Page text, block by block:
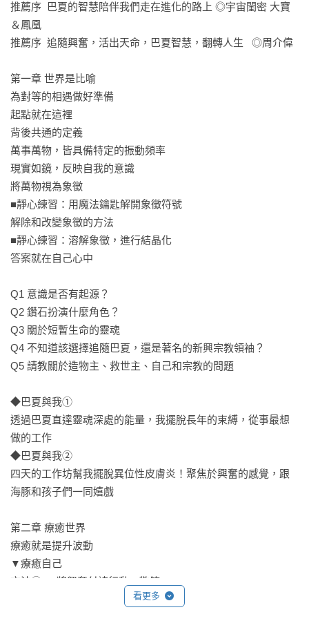
推薦序  巴夏的智慧陪伴我們走在進化的路上 ◎宇宙閨密 大寶
＆鳳凰
推薦序  追隨興奮，活出天命，巴夏智慧，翻轉人生   ◎周介偉
第一章 世界是比喻
為對等的相遇做好準備
起點就在這裡
背後共通的定義
萬事萬物，皆具備特定的振動頻率
現實如鏡，反映自我的意識
將萬物視為象徵
■靜心練習：用魔法鑰匙解開象徵符號
解除和改變象徵的方法
■靜心練習：溶解象徵，進行結晶化
答案就在自己心中
Q1 意識是否有起源？
Q2 鑽石扮演什麼角色？
Q3 關於短暫生命的靈魂
Q4 不知道該選擇追隨巴夏，還是著名的新興宗教領袖？
Q5 請教關於造物主、救世主、自己和宗教的問題
◆巴夏與我①
透過巴夏直達靈魂深處的能量，我擺脫長年的束縛，從事最想
做的工作
◆巴夏與我②
四天的工作坊幫我擺脫異位性皮膚炎！聚焦於興奮的感覺，跟
海豚和孩子們一同嬉戲
第二章 療癒世界
療癒就是提升波動
▼療癒自己
方法①──將興奮付諸行動、歡笑
看更多